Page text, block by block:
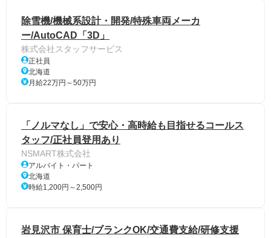
除雪機/機械系設計・開発/特殊車両メーカ
ー/AutoCAD「3D」
株式会社スタッフサービス
正社員
北海道
月給22万円～50万円
「ノルマなし」で安心・高時給も目指せるコールス
タッフ/正社員登用あり
NSMART株式会社
アルバイト・パート
北海道
時給1,200円～2,500円
岩見沢市 保育士/ブランクOK/交通費支給/研修支援